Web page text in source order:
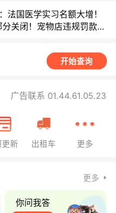
法国医学实习名额大增！
关闭！宠物店违规罚款出
家海选启动！
开始查询
广告联系 01.44.61.05.23
更新 出租车 更多
更多
你问我答